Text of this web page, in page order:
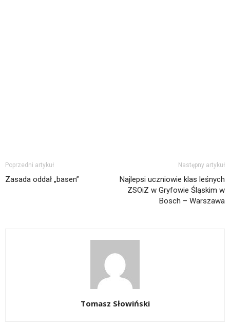
Poprzedni artykuł
Zasada oddał „basen”
Następny artykuł
Najlepsi uczniowie klas leśnych
ZSOiZ w Gryfowie Śląskim w
Bosch – Warszawa
Tomasz Słowiński